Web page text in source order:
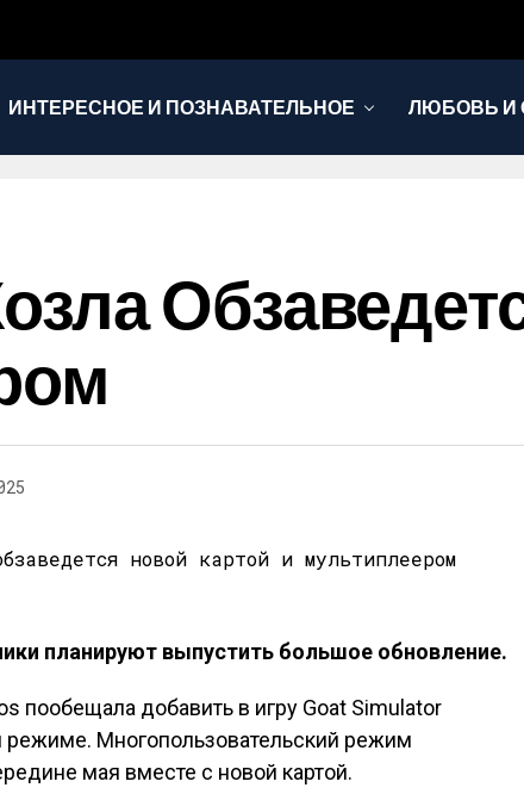
ИНТЕРЕСНОЕ И ПОЗНАВАТЕЛЬНОЕ ЛЮБОВЬ И
планируют выпустить большое обновление.
пообещала добавить в игру Goat Simulator
режиме. Многопользовательский режим
мая вместе с новой картой.